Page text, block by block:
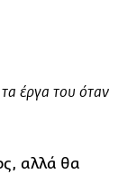
έργα του όταν
αλλά θα